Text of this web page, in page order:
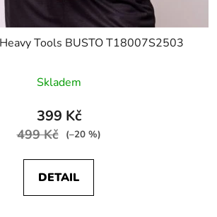
Tools BUSTO T18007S2503
Skladem
399 Kč
499 Kč (–20 %)
DETAIL